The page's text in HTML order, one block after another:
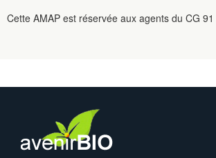
Cette AMAP est réservée aux agents du CG